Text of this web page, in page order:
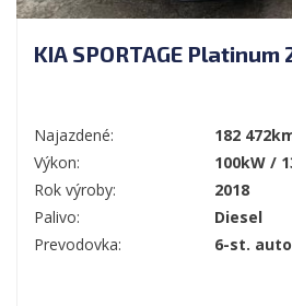
KIA SPORTAGE Platinum
Najazdené:
182
Výkon:
100kW /
Rok výroby:
2018
Palivo:
Diesel
Prevodovka:
6-st.